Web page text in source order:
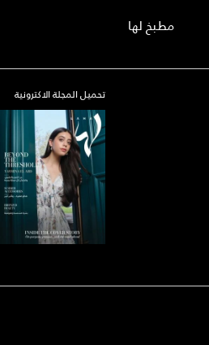
مطبخ لها
تحميل المجلة الاكترونية